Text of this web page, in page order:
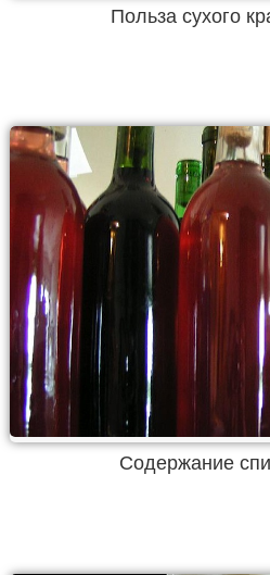
Польза сухого
Содержание